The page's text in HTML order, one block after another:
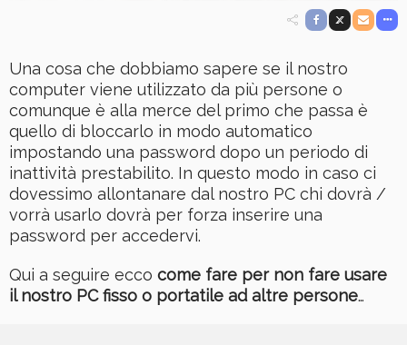
Una cosa che dobbiamo sapere se il nostro
computer viene utilizzato da più persone o
comunque è alla merce del primo che passa è
quello di bloccarlo in modo automatico
impostando una password dopo un periodo di
inattività prestabilito. In questo modo in caso ci
dovessimo allontanare dal nostro PC chi dovrà /
vorrà usarlo dovrà per forza inserire una
password per accedervi.
Qui a seguire ecco come fare per non fare usare
il nostro PC fisso o portatile ad altre persone…